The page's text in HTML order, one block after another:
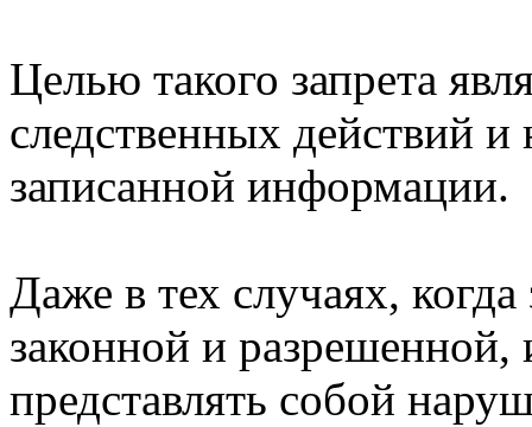
Целью такого запрета
следственных действий
записанной информации.
Даже в тех случаях, когда
законной и разрешенной,
представлять собой